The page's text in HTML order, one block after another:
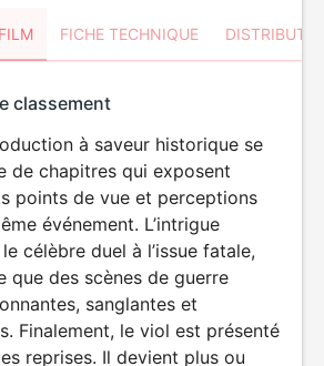
FICHE TECHNIQUE
VIOLENCE
classement
à saveur historique se
de chapitres qui exposent
points de vue et perceptions
événement. L’intrigue
célèbre duel à l’issue fatale,
que des scènes de guerre
sanglantes et
Finalement, le viol est présenté
reprises. Il devient plus ou